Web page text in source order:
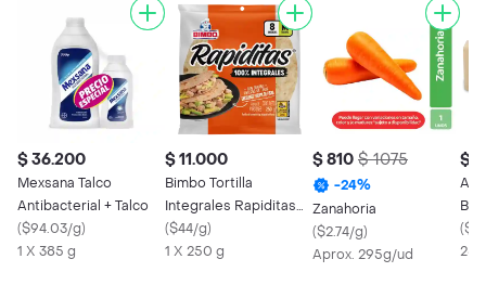
$ 36.200
Mexsana Talco
Antibacterial + Talco
($94.03/g)
1 X 385 g
$ 11.000
Bimbo Tortilla
Integrales Rapiditas
250 g
($44/g)
1 X 250 g
$ 810 $ 1075
-24%
Zanahoria
($2.74/g)
Aprox. 295g/ud
$
Aro
(